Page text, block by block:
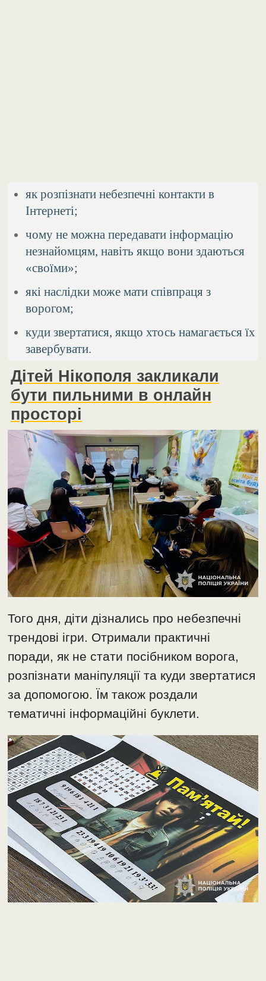
як розпізнати небезпечні контакти в
Інтернеті;
чому не можна передавати інформацію
незнайомцям, навіть якщо вони здаються
«своїми»;
які наслідки може мати співпраця з
ворогом;
куди звертатися, якщо хтось намагається їх
завербувати.
Дітей Нікополя закликали
бути пильними в онлайн
просторі
Того дня, діти дізнались про небезпечні
трендові ігри. Отримали практичні
поради, як не стати посібником ворога,
розпізнати маніпуляції та куди звертатися
за допомогою. Їм також роздали
тематичні інформаційні буклети.